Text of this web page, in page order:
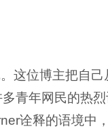
这位博主把自
青年网民的热
诠释的语境中